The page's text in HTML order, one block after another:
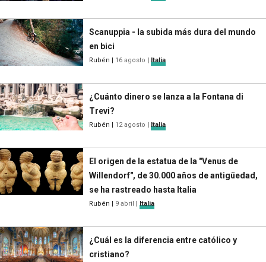
Scanuppia - la subida más dura del mundo
en bici
Rubén | 16 agosto | Italia
¿Cuánto dinero se lanza a la Fontana di
Trevi?
Rubén | 12 agosto | Italia
El origen de la estatua de la "Venus de
Willendorf", de 30.000 años de antigüedad,
se ha rastreado hasta Italia
Rubén | 9 abril | Italia
¿Cuál es la diferencia entre católico y
cristiano?